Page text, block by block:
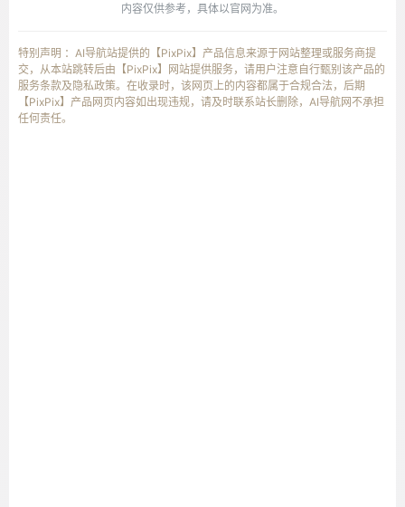
内容仅供参考，具体以官网为准。
特别声明 ：AI导航站提供的【PixPix】产品信息来源于网站整理或服务商提
交，从本站跳转后由【PixPix】网站提供服务，请用户注意自行甄别该产品的
服务条款及隐私政策。在收录时，该网页上的内容都属于合规合法，后期
【PixPix】产品网页内容如出现违规，请及时联系站长删除，AI导航网不承担
任何责任。